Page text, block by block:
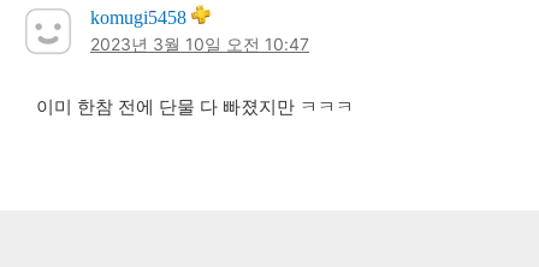
komugi5458
2023년 3월 10일 오전 10:47
이미 한참 전에 단물 다 빠졌지만 ㅋㅋㅋ